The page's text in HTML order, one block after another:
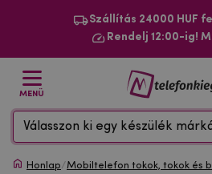
Szállítás 24000 HUF
Rendelj 12:00-ig!
MENÜ
Válasszon ki egy készülék
Honlap/Mobiltelefon tokok, tokok és